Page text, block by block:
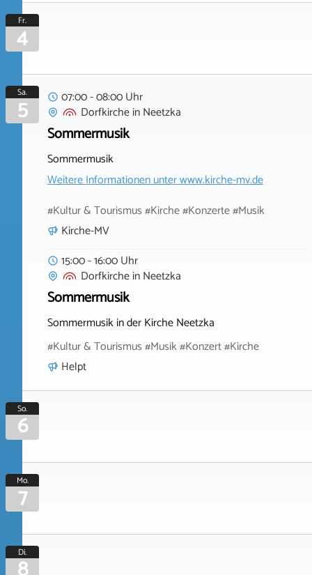
Fr.
4
Sa.
5
07:00 - 08:00 Uhr
DorfkircheinNeetzka
Sommermusik
Sommermusik
Weitere Informationen unterwww.kirche-mv.de
#Kultur & Tourismus #Kirche #Konzerte #Musik
Kirche-MV
15:00 - 16:00 Uhr
DorfkircheinNeetzka
Sommermusik
Sommermusik in der Kirche Neetzka
#Kultur & Tourismus #Musik #Konzert #Kirche
Helpt
So.
6
Mo.
7
Di.